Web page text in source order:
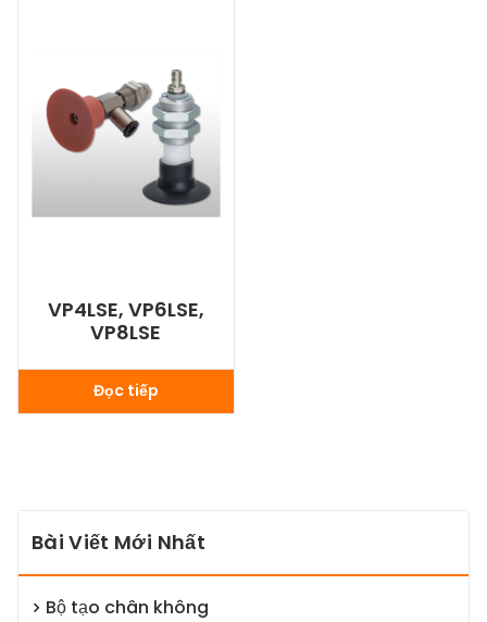
VP4LSE, VP6LSE,
VP8LSE
Đọc tiếp
Bài Viết Mới Nhất
Bộ tạo chân không